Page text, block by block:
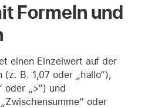
Formeln und
einen Einzelwert auf der
(z. B. 1,07 oder „hallo“),
oder „>“) und
oder